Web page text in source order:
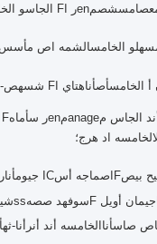
عصامسشصمenر اF الجاسو
هلو الخامسالشمه ص مأسس
أ الخامسأصأناهتاي اF شسهص-
أند الجاس مanageمenر سأماهF
لالخامسه د هر ج؛
ح بيصF صماجه أسIC جيومأنار
جيمان أويل F سوفهد صصهssش
اص صاسأنا الخامسه أند أنر أنا-ثهأ